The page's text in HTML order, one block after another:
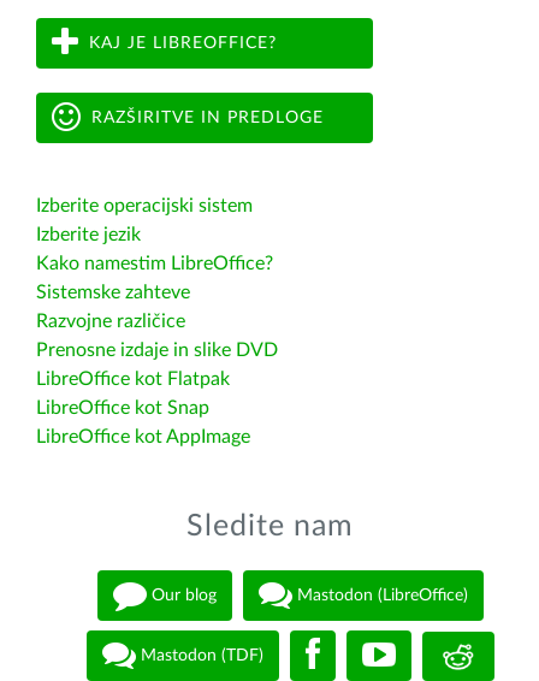
KAJ JE LIBREOFFICE?
RAZŠIRITVE IN PREDLOGE
Izberite operacijski sistem
Izberite jezik
Kako namestim LibreOffice?
Sistemske zahteve
Razvojne različice
Prenosne izdaje in slike DVD
LibreOffice kot Flatpak
LibreOffice kot Snap
LibreOffice kot AppImage
Sledite nam
Our blog Mastodon (LibreOffice)
Mastodon (TDF)